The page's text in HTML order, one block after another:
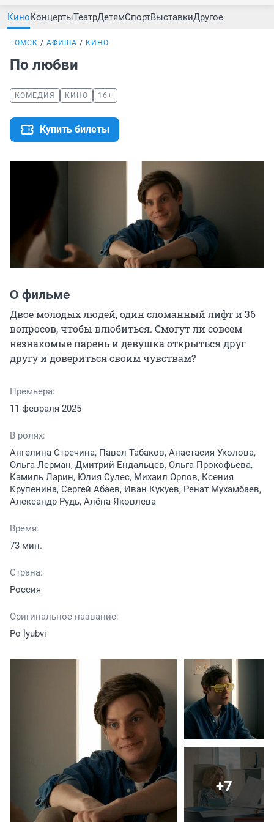
КиноКонцертыТеатрДетямСпортВыставкиДругое
ТОМСК АФИША КИНО
По любви
КОМЕДИЯ КИНО 16+
Купить билеты
О фильме
Двое молодых людей, один сломанный лифт и 36
вопросов, чтобы влюбиться. Смогут ли совсем
незнакомые парень и девушка открыться друг
другу и довериться своим чувствам?
Премьера:
11 февраля 2025
В ролях:
Ангелина Стречина, Павел Табаков, Анастасия Уколова,
Ольга Лерман, Дмитрий Ендальцев, Ольга Прокофьева,
Камиль Ларин, Юлия Сулес, Михаил Орлов, Ксения
Крупенина, Сергей Абаев, Иван Кукуев, Ренат Мухамбаев,
Александр Рудь, Алёна Яковлева
Время:
73 мин.
Страна:
Россия
Оригинальное название:
Po lyubvi
+7